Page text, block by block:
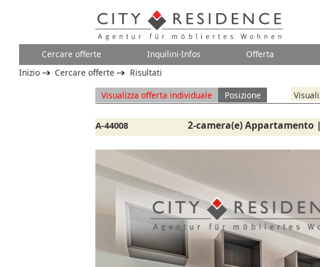
Cercare offerte Inquilini-Infos Offerta
Inizio Cercare offerte
Risultati
Visualizza offerta individuale
Posizione
A-44008 2-camera(e) Appartamento